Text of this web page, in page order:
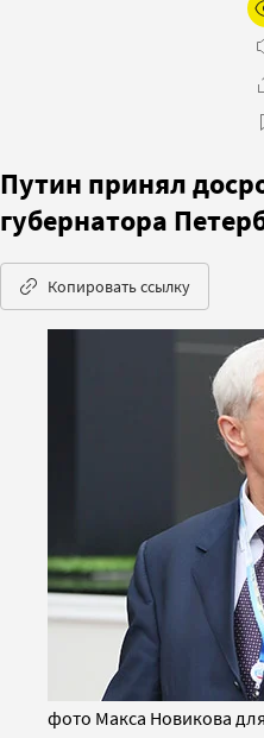
Путин принял
губернатора
Копировать ссылку
фото Макса Новикова